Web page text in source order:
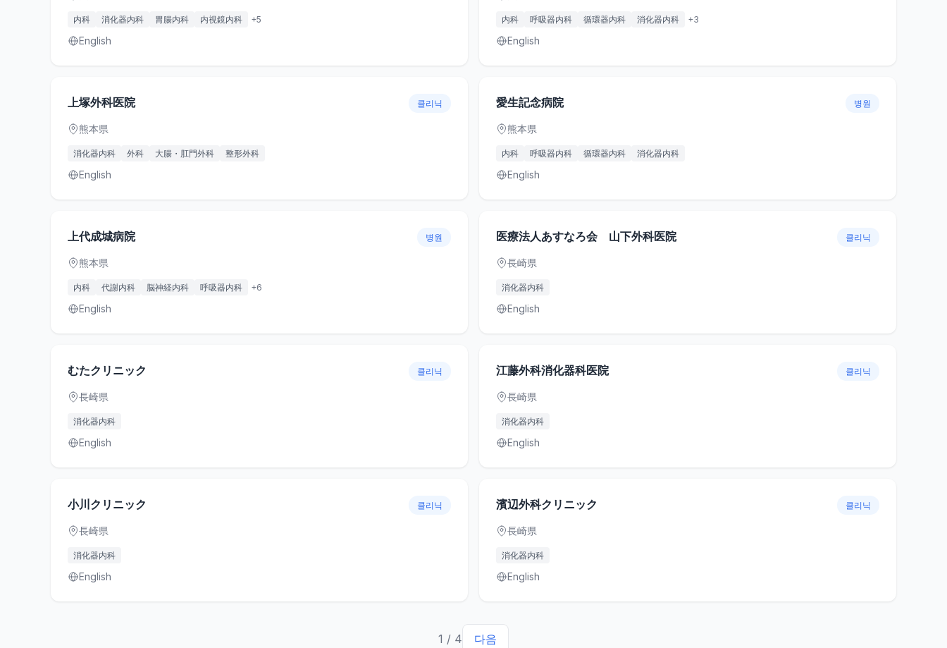
内科 消化器内科 胃腸内科 内視鏡内科 +5
English
内科 呼吸器内科 循環器内科 消化器内科 +3
English
上塚外科医院 클리닉
熊本県
消化器内科 外科 大腸・肛門外科 整形外科
English
愛生記念病院 병원
熊本県
内科 呼吸器内科 循環器内科 消化器内科
English
上代成城病院 병원
熊本県
内科 代謝内科 脳神経内科 呼吸器内科 +6
English
医療法人あすなろ会 山下外科医院 클리닉
長崎県
消化器内科
English
むたクリニック 클리닉
長崎県
消化器内科
English
江藤外科消化器科医院 클리닉
長崎県
消化器内科
English
小川クリニック 클리닉
長崎県
消化器内科
English
濱辺外科クリニック 클리닉
長崎県
消化器内科
English
1 / 4 다음